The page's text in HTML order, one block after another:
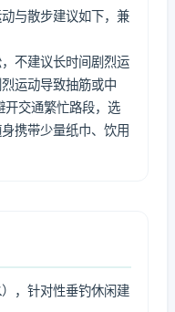
与散步建议如下，兼
不建议长时间剧烈运
运动导致抽筋或中
开交通繁忙路段，选
携带少量纸巾、饮用
，针对性垂钓休闲建